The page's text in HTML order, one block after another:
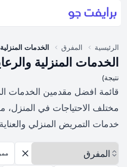
الرئيسية المفرق الخدمات
الخدمات المنزلية
نتيجة)
قائمة افضل مقدمين الخدمات
مختلف الاحتياجات في المنزل،
خدمات التمريض المنزلي
اختر المحافظة
إزالة